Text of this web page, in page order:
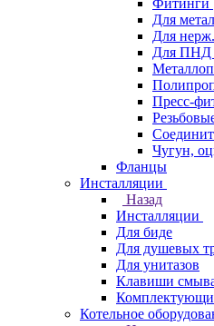
Фитинги
Для
Для
Для ПНД
Пресс-
Чугун,
Фланцы
Инсталляции
Назад
Инсталляции
Для биде
Для душевых
Для унитазов
Клавиши
Котельное